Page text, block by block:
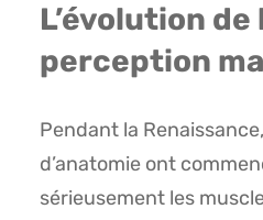
L’évolution de
perception
Pendant la
d’anatomie ont
sérieusement les